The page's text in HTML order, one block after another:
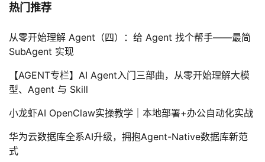
热门推荐
从零开始理解 Agent（四）：给 Agent 找个帮手——最简
SubAgent 实现
【AGENT专栏】AI Agent入门三部曲，从零开始理解大模
型、Agent 与 Skill
小龙虾AI OpenClaw实操教学｜本地部署+办公自动化实战
华为云数据库全系AI升级，拥抱Agent-Native数据库新范
式